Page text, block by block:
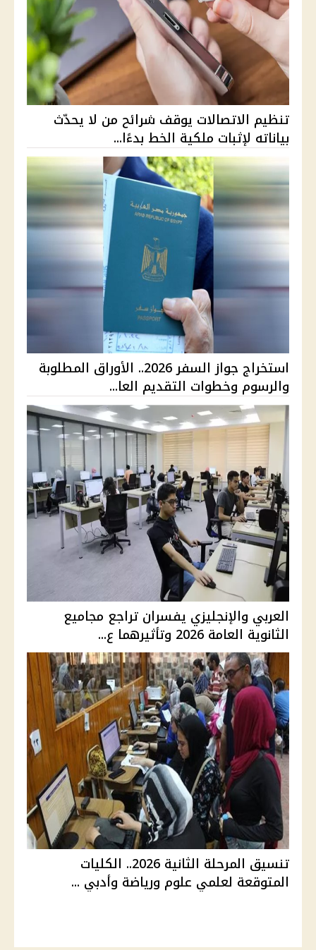
تنظيم الاتصالات يوقف شرائح من لا يحدّث
بياناته لإثبات ملكية الخط بدءًا...
استخراج جواز السفر 2026.. الأوراق المطلوبة
والرسوم وخطوات التقديم العا...
العربي والإنجليزي يفسران تراجع مجاميع
الثانوية العامة 2026 وتأثيرهما ع...
تنسيق المرحلة الثانية 2026.. الكليات
المتوقعة لعلمي علوم ورياضة وأدبي ...